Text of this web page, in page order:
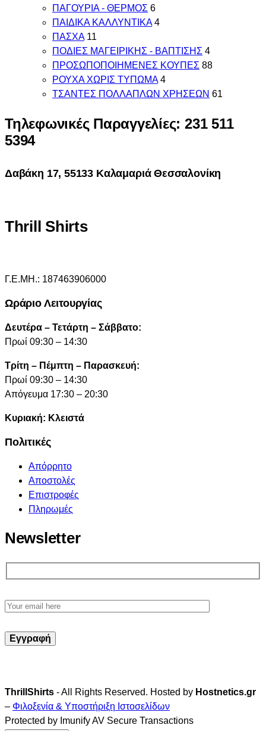
ΠΑΓΟΥΡΙΑ - ΘΕΡΜΟΣ 6
ΠΑΙΔΙΚΑ ΚΑΛΛΥΝΤΙΚΑ 4
ΠΑΣΧΑ 11
ΠΟΔΙΕΣ ΜΑΓΕΙΡΙΚΗΣ - ΒΑΠΤΙΣΗΣ 4
ΠΡΟΣΩΠΟΠΟΙΗΜΕΝΕΣ ΚΟΥΠΕΣ 88
ΡΟΥΧΑ ΧΩΡΙΣ ΤΥΠΩΜΑ 4
ΤΣΑΝΤΕΣ ΠΟΛΛΑΠΛΩΝ ΧΡΗΣΕΩΝ 61
Τηλεφωνικές Παραγγελίες: 231 511
5394
Δαβάκη 17, 55133 Καλαμαριά Θεσσαλονίκη
Thrill Shirts
Γ.Ε.ΜΗ.: 187463906000
Ωράριο Λειτουργίας
Δευτέρα – Τετάρτη – Σάββατο:
Πρωί 09:30 – 14:30
Τρίτη – Πέμπτη – Παρασκευή:
Πρωί 09:30 – 14:30
Απόγευμα 17:30 – 20:30
Κυριακή: Κλειστά
Πολιτικές
Απόρρητο
Αποστολές
Επιστροφές
Πληρωμές
Newsletter
ThrillShirts - All Rights Reserved. Hosted by Hostnetics.gr
– Φιλοξενία & Υποστήριξη Ιστοσελίδων
Protected by Imunify AV Secure Transactions